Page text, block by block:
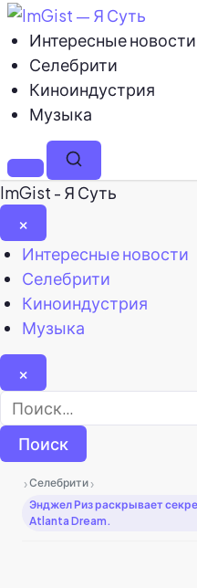
Интересные новости
Селебрити
Киноиндустрия
Музыка
МенюПоиск
ImGist - Я Суть
×
Закрыть
меню
Интересные новости
Селебрити
Киноиндустрия
Музыка
×
Найти:
›Селебрити ›
Энджел Риз раскрывает
Atlanta Dream.